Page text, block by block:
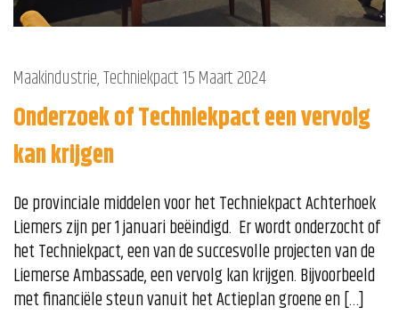
Maakindustrie,Techniekpact15 Maart 2024
Onderzoek of Techniekpact een vervolg
kan krijgen
De provinciale middelen voor het Techniekpact Achterhoek
Liemers zijn per 1 januari beëindigd. Er wordt onderzocht of
het Techniekpact, een van de succesvolle projecten van de
Liemerse Ambassade, een vervolg kan krijgen. Bijvoorbeeld
met financiële steun vanuit het Actieplan groene en […]